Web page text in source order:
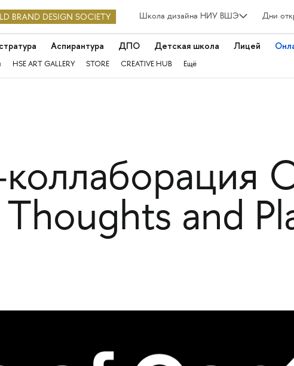
Школа дизайна НИУ ВШЭ Дни
Аспирантура ДПО Детская школа Лицей
HSE ART GALLERY STORE CREATIVE HUB Ещё
коллаборация
and